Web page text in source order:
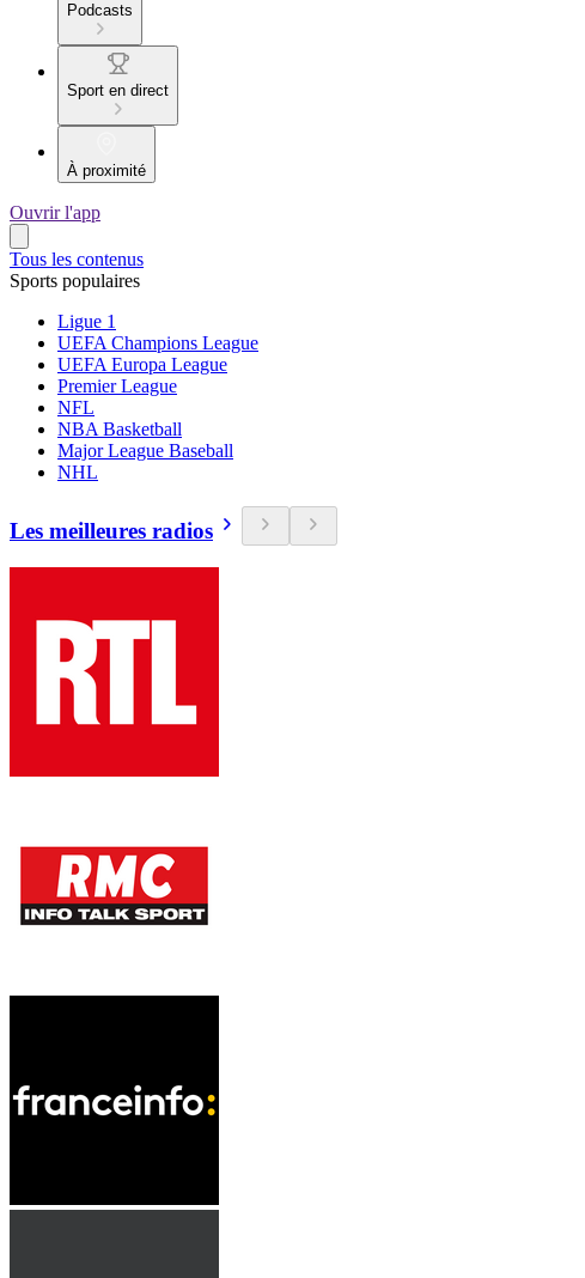
Podcasts
Sport en direct
À proximité
Ouvrir l'app
Tous les contenus
Sports populaires
Ligue 1
UEFA Champions League
UEFA Europa League
Premier League
NFL
NBA Basketball
Major League Baseball
NHL
Les meilleures radios